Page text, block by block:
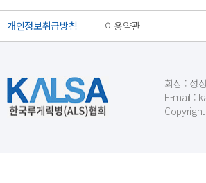
개인정보취급방침 이용약관
회장 : 성
E-mail :